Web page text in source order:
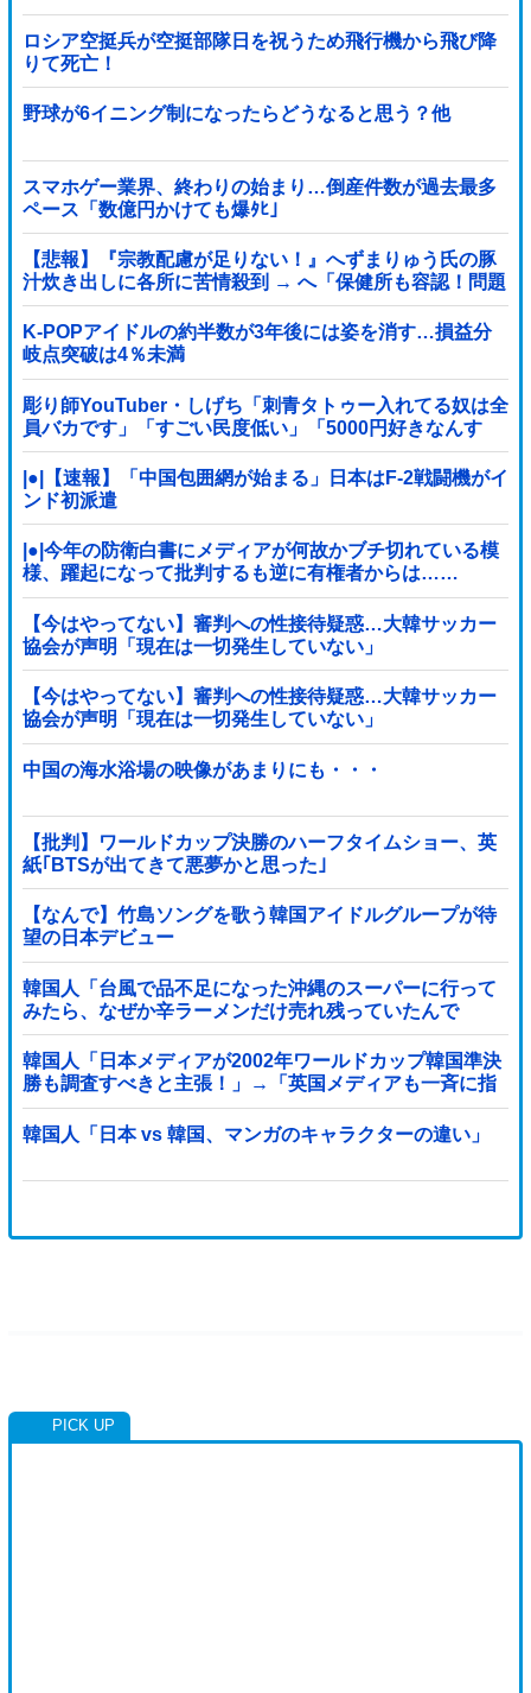
ロシア空挺兵が空挺部隊日を祝うため飛行機から飛び降
りて死亡！
野球が6イニング制になったらどうなると思う？他
スマホゲー業界、終わりの始まり…倒産件数が過去最多
ペース「数億円かけても爆ﾀﾋ」
【悲報】『宗教配慮が足りない！』へずまりゅう氏の豚
汁炊き出しに各所に苦情殺到 → へ「保健所も容認！問題
なし！」ｗｗｗｗｗｗｗｗｗｗｗｗｗｗ
K-POPアイドルの約半数が3年後には姿を消す…損益分
岐点突破は4％未満
彫り師YouTuber・しげち「刺青タトゥー入れてる奴は全
員バカです」「すごい民度低い」「5000円好きなんす
よ、バカって」
|●|【速報】「中国包囲網が始まる」日本はF-2戦闘機がイ
ンド初派遣
|●|今年の防衛白書にメディアが何故かブチ切れている模
様、躍起になって批判するも逆に有権者からは……
【今はやってない】審判への性接待疑惑…大韓サッカー
協会が声明「現在は一切発生していない」
【今はやってない】審判への性接待疑惑…大韓サッカー
協会が声明「現在は一切発生していない」
中国の海水浴場の映像があまりにも・・・
【批判】ワールドカップ決勝のハーフタイムショー、英
紙｢BTSが出てきて悪夢かと思った｣
【なんで】竹島ソングを歌う韓国アイドルグループが待
望の日本デビュー
韓国人「台風で品不足になった沖縄のスーパーに行って
みたら、なぜか辛ラーメンだけ売れ残っていたんで
す…」
韓国人「日本メディアが2002年ワールドカップ韓国準決
勝も調査すべきと主張！」→「英国メディアも一斉に指
摘‥」
韓国人「日本 vs 韓国、マンガのキャラクターの違い」